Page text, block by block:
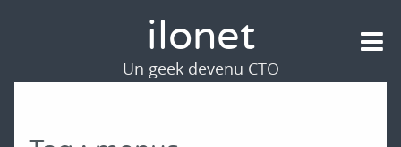
ilonet
Un geek devenu CTO